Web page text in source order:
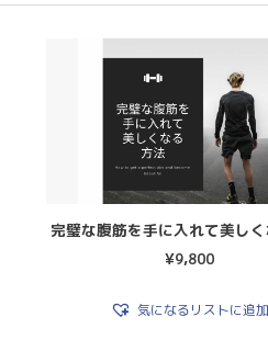
完璧な腹筋を手に入れて美し
¥9,800
気になるリストに追加